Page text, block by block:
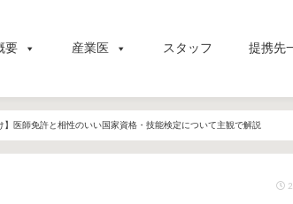
要 産業医 スタッフ 提携先
】医師免許と相性のいい国家資格・技能検定について主観で解説